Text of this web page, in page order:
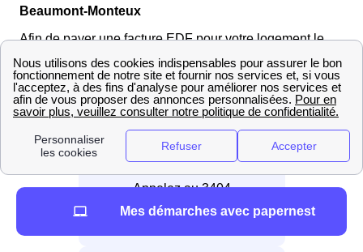
Beaumont-Monteux
Afin de payer une facture EDF pour votre logement le
Beaumontais, il existe plusieurs façons :
📞 Par téléphone
Appelez au 3404
Mes démarches avec papernest